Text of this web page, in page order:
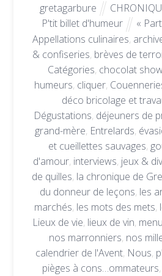
gretagarbure
P'tit billet d'humeur
«
Appellations culinaires,
& confiseries, brèves de
Catégories, chocolat
humeurs, cliquer,
déco bricolage et
Dégustations, déjeuners de
grand-mère, Entrelards,
et cueillettes sauvages,
d'amour, interviews, jeux &
de quilles, la chronique de
du donneur de leçons, les
marchés, les mots des mets,
Lieux de vie, lieux de vin, menu
nos marronniers, nos
calendrier de l'Avent, Nous,
pièges à cons…ommateurs,